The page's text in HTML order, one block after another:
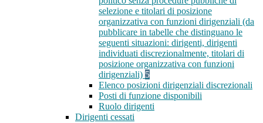
selezione e titolari di posizione
organizzativa con funzioni dirigenziali (da
pubblicare in tabelle che distinguano le
seguenti situazioni: dirigenti, dirigenti
individuati discrezionalmente, titolari di
posizione organizzativa con funzioni
dirigenziali) 5
Elenco posizioni dirigenziali discrezionali
Posti di funzione disponibili
Ruolo dirigenti
Dirigenti cessati